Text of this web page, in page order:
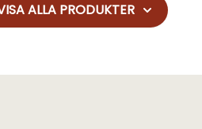
ALLA PRODUKTER